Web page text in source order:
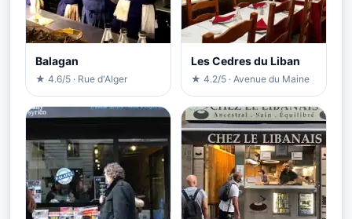
Balagan
★ 4.6/5 · Rue d'Alger
Les Cedres du Liban
★ 4.2/5 · Avenue du Maine